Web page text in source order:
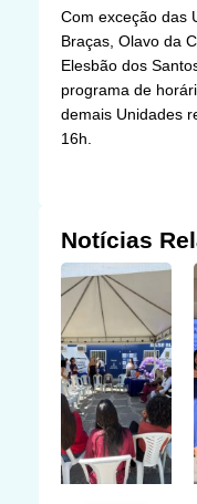
Com exceção das
Braças, Olavo da
Elesbão dos
programa de
demais Unidades
16h.
Notícias